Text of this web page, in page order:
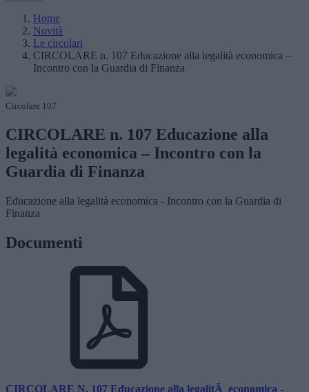
Home
Novità
Le circolari
CIRCOLARE n. 107 Educazione alla legalità economica –
Incontro con la Guardia di Finanza
Circolare 107
CIRCOLARE n. 107 Educazione alla
legalità economica – Incontro con la
Guardia di Finanza
Educazione alla legalità economica - Incontro con la Guardia di
Finanza
Documenti
CIRCOLARE N. 107 Educazione alla legalitÃ economica -